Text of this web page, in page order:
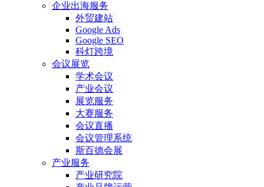
企业出海服务
外贸建站
Google Ads
Google SEO
科灯跨境
会议展览
学术会议
产业会议
展览服务
大赛服务
会议直播
会议管理系统
斯百德会展
产业服务
产业研究院